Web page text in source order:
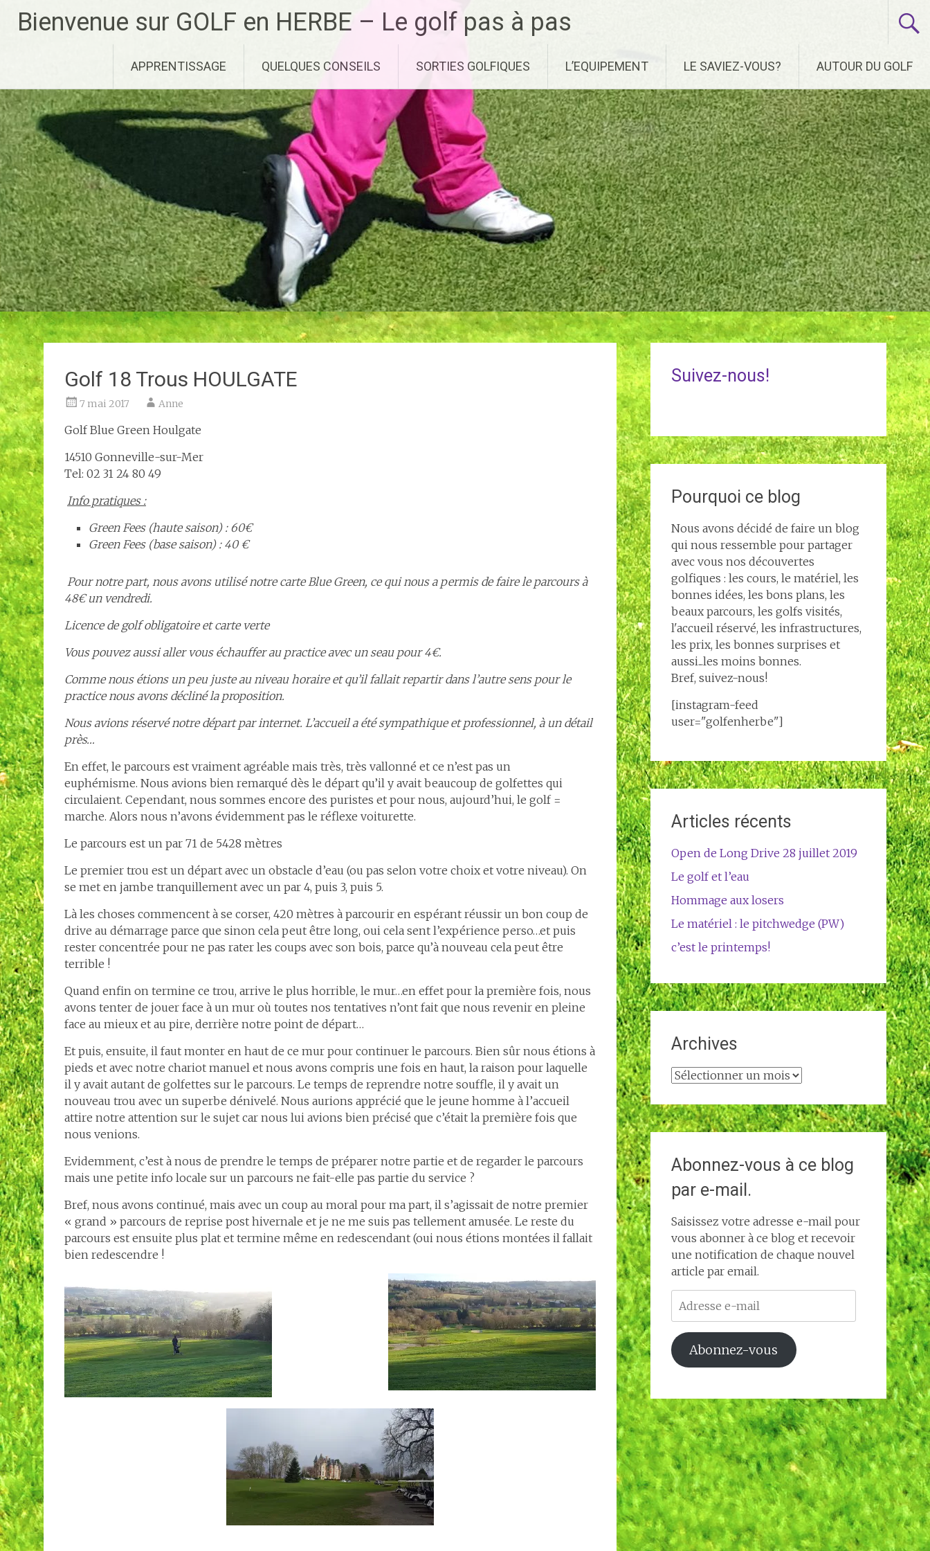
Bienvenue sur GOLF en HERBE – Le golf pas à pas
APPRENTISSAGE QUELQUES CONSEILS SORTIES GOLFIQUES L’EQUIPEMENT LE SAVIEZ-VOUS? AUTOUR DU GOLF
Golf 18 Trous HOULGATE
7 mai 2017 Anne
Golf Blue Green Houlgate
14510 Gonneville-sur-Mer
Tel: 02 31 24 80 49
Info pratiques :
Green Fees (haute saison) : 60€
Green Fees (base saison) : 40 €
Pour notre part, nous avons utilisé notre carte Blue Green, ce qui nous a permis de faire le parcours à
48€ un vendredi.
Licence de golf obligatoire et carte verte
Vous pouvez aussi aller vous échauffer au practice avec un seau pour 4€.
Comme nous étions un peu juste au niveau horaire et qu’il fallait repartir dans l’autre sens pour le
practice nous avons décliné la proposition.
Nous avions réservé notre départ par internet. L’accueil a été sympathique et professionnel, à un détail
près…
En effet, le parcours est vraiment agréable mais très, très vallonné et ce n’est pas un
euphémisme. Nous avions bien remarqué dès le départ qu’il y avait beaucoup de golfettes qui
circulaient. Cependant, nous sommes encore des puristes et pour nous, aujourd’hui, le golf =
marche. Alors nous n’avons évidemment pas le réflexe voiturette.
Le parcours est un par 71 de 5428 mètres
Le premier trou est un départ avec un obstacle d’eau (ou pas selon votre choix et votre niveau). On
se met en jambe tranquillement avec un par 4, puis 3, puis 5.
Là les choses commencent à se corser, 420 mètres à parcourir en espérant réussir un bon coup de
drive au démarrage parce que sinon cela peut être long, oui cela sent l’expérience perso…et puis
rester concentrée pour ne pas rater les coups avec son bois, parce qu’à nouveau cela peut être
terrible !
Quand enfin on termine ce trou, arrive le plus horrible, le mur…en effet pour la première fois, nous
avons tenter de jouer face à un mur où toutes nos tentatives n’ont fait que nous revenir en pleine
face au mieux et au pire, derrière notre point de départ…
Et puis, ensuite, il faut monter en haut de ce mur pour continuer le parcours. Bien sûr nous étions à
pieds et avec notre chariot manuel et nous avons compris une fois en haut, la raison pour laquelle
il y avait autant de golfettes sur le parcours. Le temps de reprendre notre souffle, il y avait un
nouveau trou avec un superbe dénivelé. Nous aurions apprécié que le jeune homme à l’accueil
attire notre attention sur le sujet car nous lui avions bien précisé que c’était la première fois que
nous venions.
Evidemment, c’est à nous de prendre le temps de préparer notre partie et de regarder le parcours
mais une petite info locale sur un parcours ne fait-elle pas partie du service ?
Bref, nous avons continué, mais avec un coup au moral pour ma part, il s’agissait de notre premier
« grand » parcours de reprise post hivernale et je ne me suis pas tellement amusée. Le reste du
parcours est ensuite plus plat et termine même en redescendant (oui nous étions montées il fallait
bien redescendre !
Suivez-nous!
Pourquoi ce blog
Nous avons décidé de faire un blog
qui nous ressemble pour partager
avec vous nos découvertes
golfiques : les cours, le matériel, les
bonnes idées, les bons plans, les
beaux parcours, les golfs visités,
l'accueil réservé, les infrastructures,
les prix, les bonnes surprises et
aussi...les moins bonnes.
Bref, suivez-nous!
[instagram-feed
user="golfenherbe"]
Articles récents
Open de Long Drive 28 juillet 2019
Le golf et l’eau
Hommage aux losers
Le matériel : le pitchwedge (PW)
c’est le printemps!
Archives
Archives
Abonnez-vous à ce blog
par e-mail.
Saisissez votre adresse e-mail pour
vous abonner à ce blog et recevoir
une notification de chaque nouvel
article par email.
Adresse
e-
mail
Abonnez-vous